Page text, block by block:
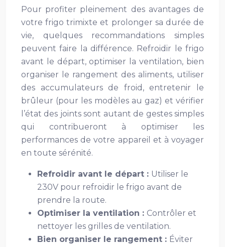
Pour profiter pleinement des avantages de
votre frigo trimixte et prolonger sa durée de
vie, quelques recommandations simples
peuvent faire la différence. Refroidir le frigo
avant le départ, optimiser la ventilation, bien
organiser le rangement des aliments, utiliser
des accumulateurs de froid, entretenir le
brûleur (pour les modèles au gaz) et vérifier
l’état des joints sont autant de gestes simples
qui contribueront à optimiser les
performances de votre appareil et à voyager
en toute sérénité.
Refroidir avant le départ : Utiliser le
230V pour refroidir le frigo avant de
prendre la route.
Optimiser la ventilation : Contrôler et
nettoyer les grilles de ventilation.
Bien organiser le rangement : Éviter